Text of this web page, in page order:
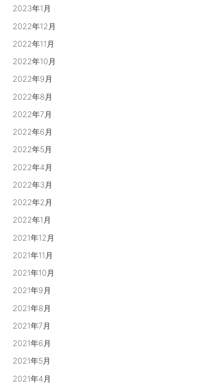
2023年1月
2022年12月
2022年11月
2022年10月
2022年9月
2022年8月
2022年7月
2022年6月
2022年5月
2022年4月
2022年3月
2022年2月
2022年1月
2021年12月
2021年11月
2021年10月
2021年9月
2021年8月
2021年7月
2021年6月
2021年5月
2021年4月